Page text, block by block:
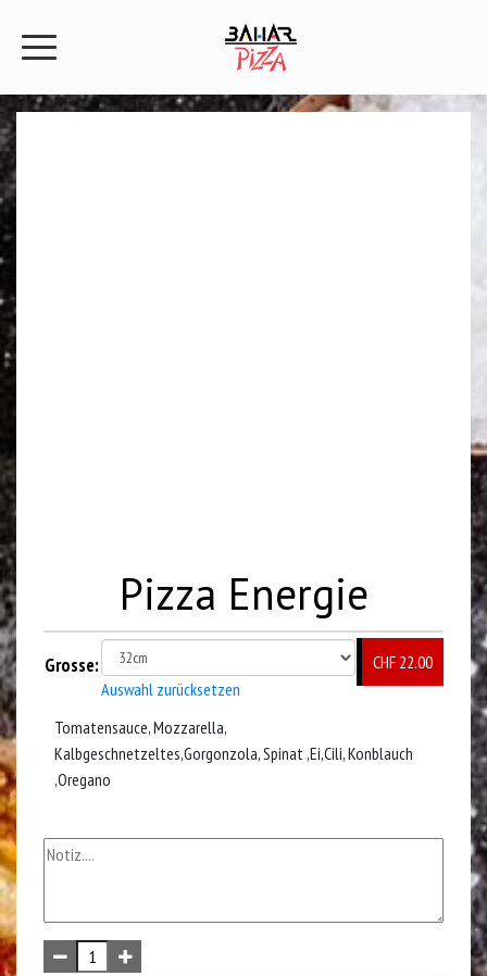
Pizza Energie
CHF 22.00
Tomatensauce, Mozzarella,
Kalbgeschnetzeltes,Gorgonzola, Spinat ,Ei,Cili, Konblauch
,Oregano
Grosse:
Auswahl zurücksetzen